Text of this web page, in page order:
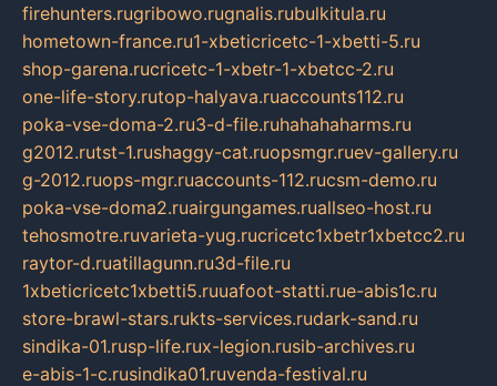
firehunters.rugribowo.rugnalis.rubulkitula.ru
hometown-france.ru1-xbeticricetc-1-xbetti-5.ru
shop-garena.rucricetc-1-xbetr-1-xbetcc-2.ru
one-life-story.rutop-halyava.ruaccounts112.ru
poka-vse-doma-2.ru3-d-file.ruhahahaharms.ru
g2012.rutst-1.rushaggy-cat.ruopsmgr.ruev-gallery.ru
g-2012.ruops-mgr.ruaccounts-112.rucsm-demo.ru
poka-vse-doma2.ruairgungames.ruallseo-host.ru
tehosmotre.ruvarieta-yug.rucricetc1xbetr1xbetcc2.ru
raytor-d.ruatillagunn.ru3d-file.ru
1xbeticricetc1xbetti5.ruuafoot-statti.rue-abis1c.ru
store-brawl-stars.rukts-services.rudark-sand.ru
sindika-01.rusp-life.rux-legion.rusib-archives.ru
e-abis-1-c.rusindika01.ruvenda-festival.ru